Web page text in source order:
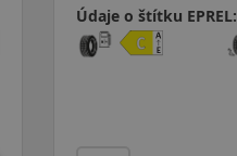
Údaje o štítku EPREL: